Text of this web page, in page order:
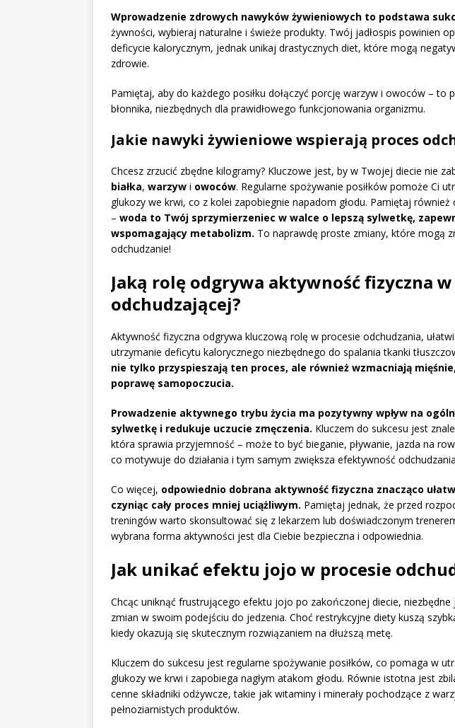
Wprowadzenie zdrowych nawyków żywieniowych to podstawa
żywności, wybieraj naturalne i świeże produkty. Twój jadłospis powinien
deficycie kalorycznym, jednak unikaj drastycznych diet, które mogą
zdrowie.
Pamiętaj, aby do każdego posiłku dołączyć porcję warzyw i owoców – to
błonnika, niezbędnych dla prawidłowego funkcjonowania organizmu.
Jakie nawyki żywieniowe wspierają proces
Chcesz zrzucić zbędne kilogramy? Kluczowe jest, by w Twojej diecie nie
białka, warzyw i owoców. Regularne spożywanie posiłków pomoże Ci
glukozy we krwi, co z kolei zapobiegnie napadom głodu. Pamiętaj
– woda to Twój sprzymierzeniec w walce o lepszą sylwetkę,
wspomagający metabolizm. To naprawdę proste zmiany, które mogą
odchudzanie!
Jaką rolę odgrywa aktywność fizyczna
odchudzającej?
Aktywność fizyczna odgrywa kluczową rolę w procesie odchudzania,
utrzymanie deficytu kalorycznego niezbędnego do spalania tkanki
nie tylko przyspieszają ten proces, ale również wzmacniają
poprawę samopoczucia.
Prowadzenie aktywnego trybu życia ma pozytywny wpływ na
sylwetkę i redukuje uczucie zmęczenia. Kluczem do sukcesu jest
która sprawia przyjemność – może to być bieganie, pływanie, jazda na
co motywuje do działania i tym samym zwiększa efektywność
Co więcej, odpowiednio dobrana aktywność fizyczna znacząco
czyniąc cały proces mniej uciążliwym. Pamiętaj jednak, że przed
treningów warto skonsultować się z lekarzem lub doświadczonym
wybrana forma aktywności jest dla Ciebie bezpieczna i odpowiednia.
Jak unikać efektu jojo w procesie
Chcąc uniknąć frustrującego efektu jojo po zakończonej diecie, niezbędne
zmian w swoim podejściu do jedzenia. Choć restrykcyjne diety kuszą
kiedy okazują się skutecznym rozwiązaniem na dłuższą metę.
Kluczem do sukcesu jest regularne spożywanie posiłków, co pomaga w
glukozy we krwi i zapobiega nagłym atakom głodu. Równie istotna jest
cenne składniki odżywcze, takie jak witaminy i minerały pochodzące z
pełnoziarnistych produktów.